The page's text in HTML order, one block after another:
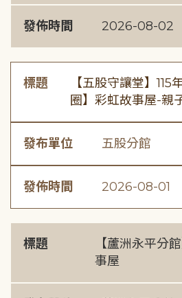
發佈時間 2026-08-02
標題
【五股守讓堂】
圈】彩虹故事屋-親
發布單位 五股分館
發佈時間 2026-08-01
標題
【蘆洲永平分
事屋